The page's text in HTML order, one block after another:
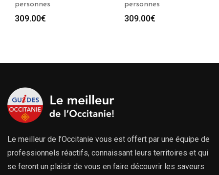
personnes
309.00€
personnes
309.00€
Le meilleur de l’Occitanie vous est offert par une équipe de
professionnels réactifs, connaissant leurs territoires et qui
se feront un plaisir de vous en faire découvrir les saveurs